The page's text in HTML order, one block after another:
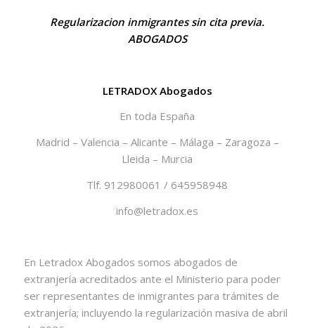
Regularizacion inmigrantes sin cita previa.
ABOGADOS
LETRADOX Abogados
En toda España
Madrid – Valencia – Alicante – Málaga – Zaragoza –
Lleida – Murcia
Tlf. 912980061 / 645958948
info@letradox.es
En Letradox Abogados somos abogados de
extranjería acreditados ante el Ministerio para poder
ser representantes de inmigrantes para trámites de
extranjería; incluyendo la regularización masiva de abril